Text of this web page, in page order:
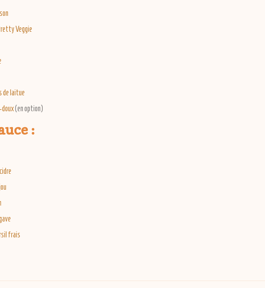
Veggie
de laitue
doux(en option)
:
frais